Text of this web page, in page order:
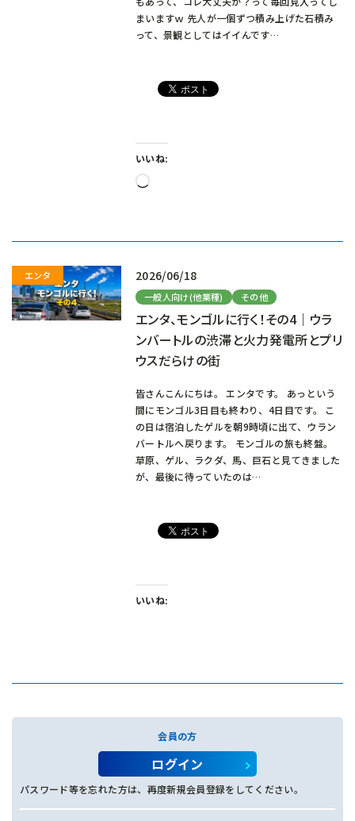
まいますｗ 先人が一個ずつ積み上げた石積み
って、景観としてはイイんです…
いいね:
読
2026/06/18
一般人向け(他業種) その他
エンタ、モンゴルに行く！その4｜ウラ
ンバートルの渋滞と火力発電所とプリ
ウスだらけの街
皆さんこんにちは。 エンタです。 あっという
間にモンゴル3日目も終わり、4日目です。 こ
の日は宿泊したゲルを朝9時頃に出て、ウラン
バートルへ戻ります。 モンゴルの旅も終盤。
草原、ゲル、ラクダ、馬、巨石と見てきました
が、最後に待っていたのは…
いいね:
会員の方
ログイン
パスワード等を忘れた方は、再度新規会員登録をしてください。